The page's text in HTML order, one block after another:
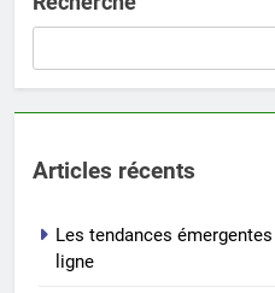
Articles récents
Les tendances
ligne